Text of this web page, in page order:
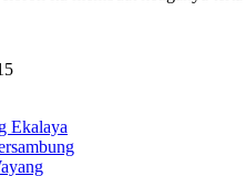
Ekalaya